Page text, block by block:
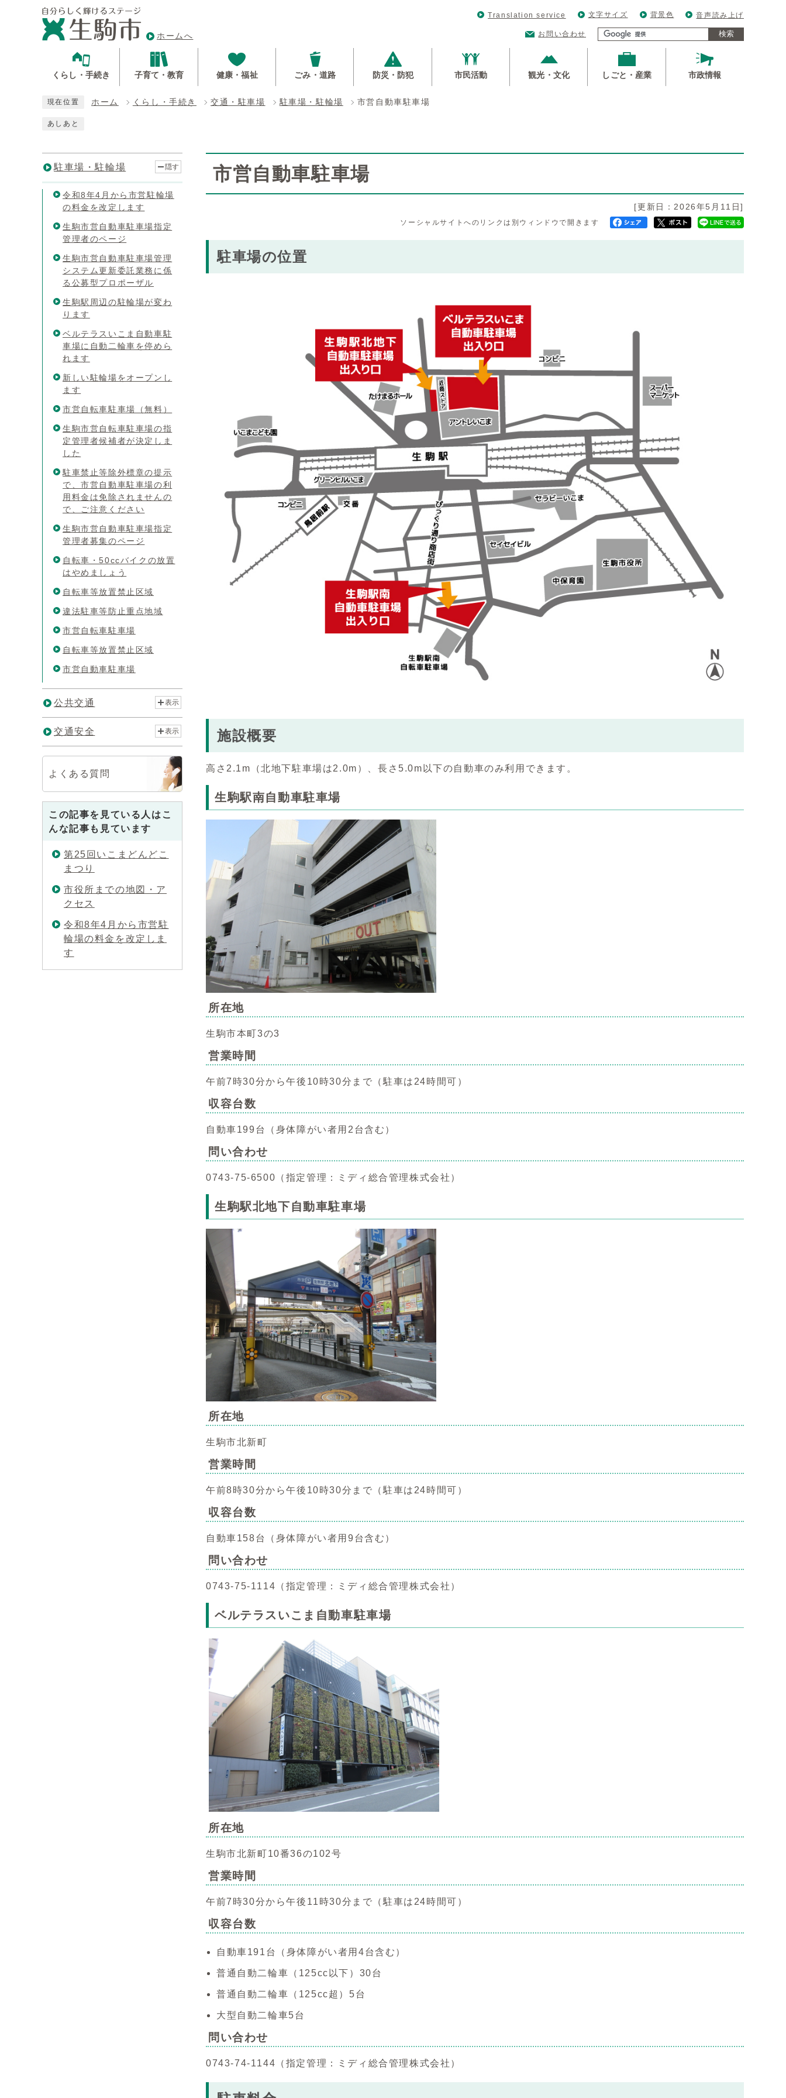
ホームへ
Translation service 文字サイズ 背景色 音声読み上げ
お問い合わせ 検索
くらし・手続き 子育て・教育 健康・福祉 ごみ・道路 防災・防犯 市民活動 観光・文化 しごと・産業 市政情報
現在位置 ホーム くらし・手続き 交通・駐車場 駐車場・駐輪場 市営自動車駐車場
あしあと
市営自動車駐車場
[更新日：2026年5月11日]
ソーシャルサイトへのリンクは別ウィンドウで開きます
駐車場の位置
施設概要
高さ2.1m（北地下駐車場は2.0m）、長さ5.0m以下の自動車のみ利用できます。
生駒駅南自動車駐車場
所在地
生駒市本町3の3
営業時間
午前7時30分から午後10時30分まで（駐車は24時間可）
収容台数
自動車199台（身体障がい者用2台含む）
問い合わせ
0743-75-6500（指定管理：ミディ総合管理株式会社）
生駒駅北地下自動車駐車場
所在地
生駒市北新町
営業時間
午前8時30分から午後10時30分まで（駐車は24時間可）
収容台数
自動車158台（身体障がい者用9台含む）
問い合わせ
0743-75-1114（指定管理：ミディ総合管理株式会社）
ベルテラスいこま自動車駐車場
所在地
生駒市北新町10番36の102号
営業時間
午前7時30分から午後11時30分まで（駐車は24時間可）
収容台数
自動車191台（身体障がい者用4台含む）
普通自動二輪車（125cc以下）30台
普通自動二輪車（125cc超）5台
大型自動二輪車5台
問い合わせ
0743-74-1144（指定管理：ミディ総合管理株式会社）
駐車場・駐輪場 隠す
令和8年4月から市営駐輪場
の料金を改定します
生駒市営自動車駐車場指定
管理者のページ
生駒市営自動車駐車場管理
システム更新委託業務に係
る公募型プロポーザル
生駒駅周辺の駐輪場が変わ
ります
ベルテラスいこま自動車駐
車場に自動二輪車を停めら
れます
新しい駐輪場をオープンし
ます
市営自転車駐車場（無料）
生駒市営自転車駐車場の指
定管理者候補者が決定しま
した
駐車禁止等除外標章の提示
で、市営自動車駐車場の利
用料金は免除されませんの
で、ご注意ください
生駒市営自動車駐車場指定
管理者募集のページ
自転車・50ccバイクの放置
はやめましょう
自転車等放置禁止区域
違法駐車等防止重点地域
市営自転車駐車場
自転車等放置禁止区域
市営自動車駐車場
公共交通 表示
交通安全 表示
よくある質問
この記事を見ている人はこ
んな記事も見ています
第25回いこまどんどこ
まつり
市役所までの地図・ア
クセス
令和8年4月から市営駐
輪場の料金を改定しま
す